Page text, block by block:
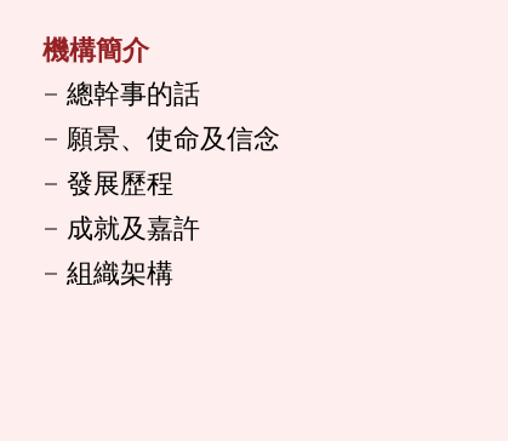
機構簡介
總幹事的話
願景、使命及信念
發展歷程
成就及嘉許
組織架構